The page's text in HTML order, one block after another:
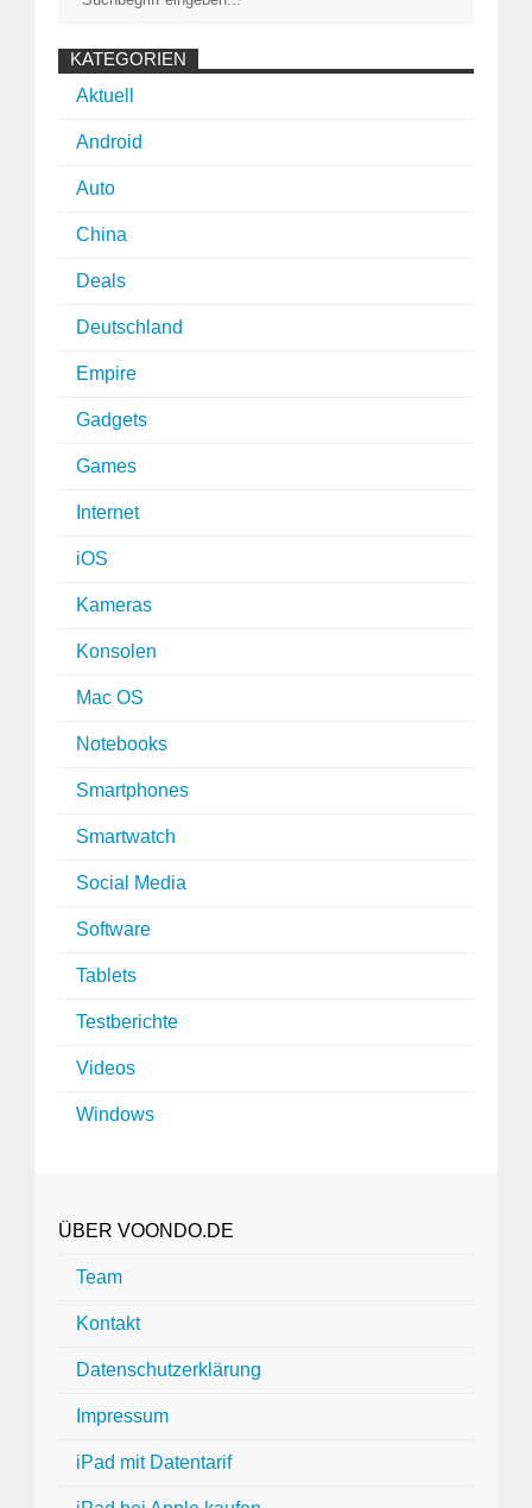
KATEGORIEN
Aktuell
Android
Auto
China
Deals
Deutschland
Empire
Gadgets
Games
Internet
iOS
Kameras
Konsolen
Mac OS
Notebooks
Smartphones
Smartwatch
Social Media
Software
Tablets
Testberichte
Videos
Windows
ÜBER VOONDO.DE
Team
Kontakt
Datenschutzerklärung
Impressum
iPad mit Datentarif